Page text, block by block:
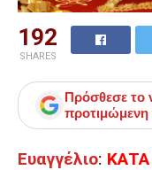
192
SHARES
Πρόσθεσε το
Ευαγγέλιο: ΚΑΤΑ